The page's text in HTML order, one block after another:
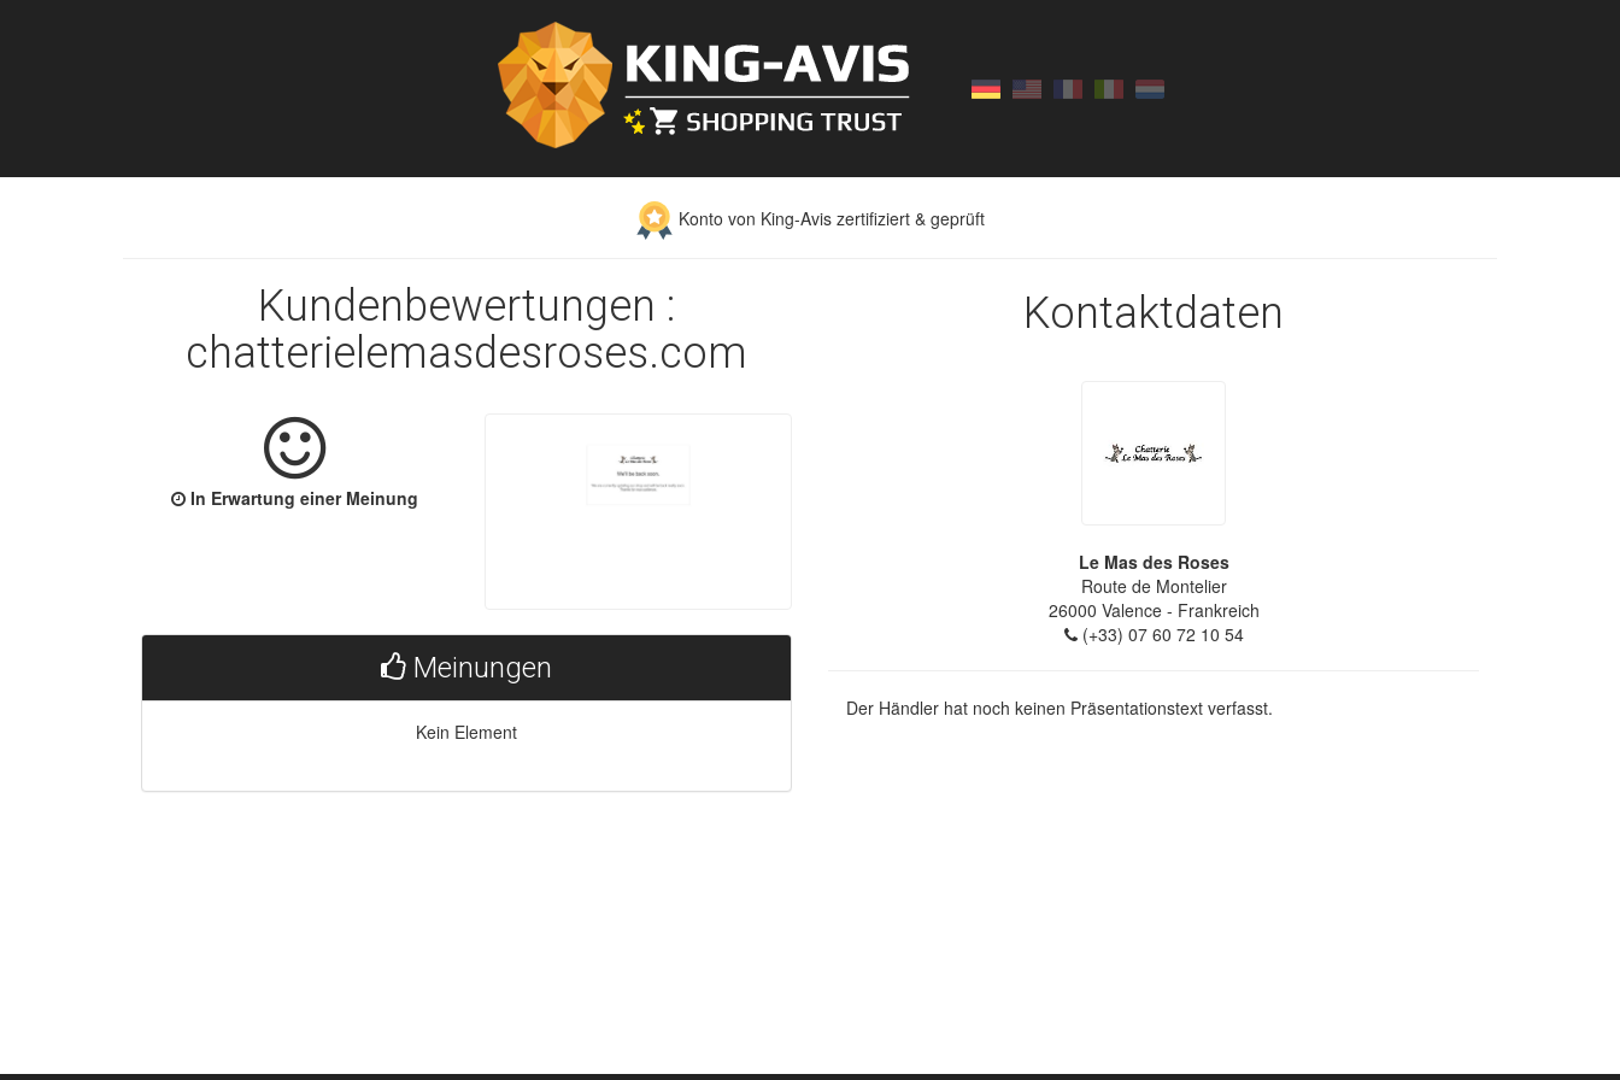
Konto von King-Avis zertifiziert & geprüft
Kundenbewertungen :
chatterielemasdesroses.com
In Erwartung einer Meinung
Meinungen
Kein Element
Kontaktdaten
Le Mas des Roses
Route de Montelier
26000 Valence- Frankreich
(+33) 07 60 72 10 54
Der Händler hat noch keinen Präsentationstext verfasst.